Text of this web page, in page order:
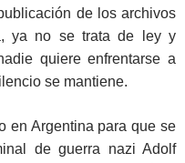
de los archivos
ya no se trata de ley y
quiere enfrentarse a
se mantiene.
en Argentina para que se
de guerra nazi Adolf